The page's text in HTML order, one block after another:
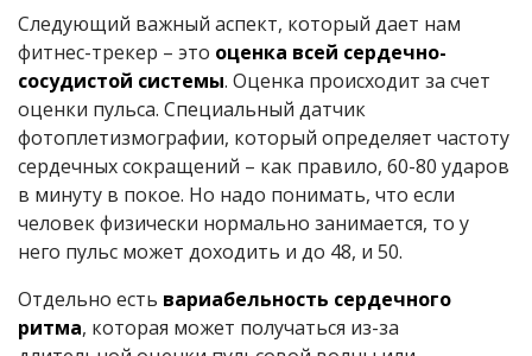
Следующий важный аспект, который дает нам
фитнес-трекер – это оценка всей сердечно-
сосудистой системы. Оценка происходит за счет
оценки пульса. Специальный датчик
фотоплетизмографии, который определяет частоту
сердечных сокращений – как правило, 60-80 ударов
в минуту в покое. Но надо понимать, что если
человек физически нормально занимается, то у
него пульс может доходить и до 48, и 50.
Отдельно есть вариабельность сердечного
ритма, которая может получаться из-за